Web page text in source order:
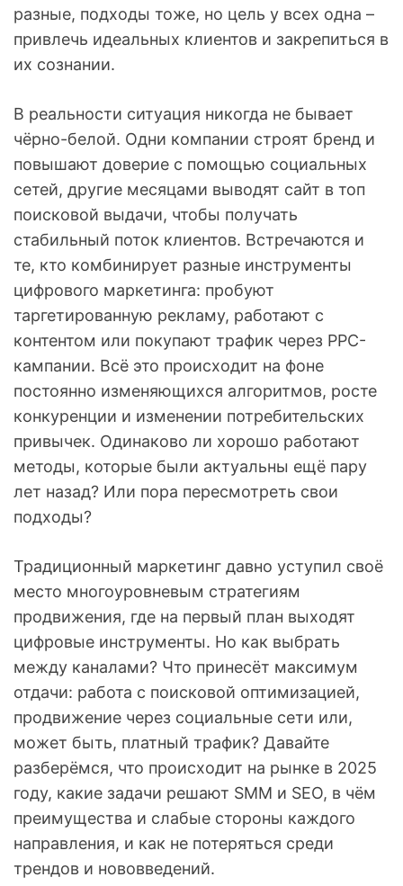
разные, подходы тоже, но цель у всех одна –
привлечь идеальных клиентов и закрепиться в
их сознании.
В реальности ситуация никогда не бывает
чёрно-белой. Одни компании строят бренд и
повышают доверие с помощью социальных
сетей, другие месяцами выводят сайт в топ
поисковой выдачи, чтобы получать
стабильный поток клиентов. Встречаются и
те, кто комбинирует разные инструменты
цифрового маркетинга: пробуют
таргетированную рекламу, работают с
контентом или покупают трафик через PPC-
кампании. Всё это происходит на фоне
постоянно изменяющихся алгоритмов, росте
конкуренции и изменении потребительских
привычек. Одинаково ли хорошо работают
методы, которые были актуальны ещё пару
лет назад? Или пора пересмотреть свои
подходы?
Традиционный маркетинг давно уступил своё
место многоуровневым стратегиям
продвижения, где на первый план выходят
цифровые инструменты. Но как выбрать
между каналами? Что принесёт максимум
отдачи: работа с поисковой оптимизацией,
продвижение через социальные сети или,
может быть, платный трафик? Давайте
разберёмся, что происходит на рынке в 2025
году, какие задачи решают SMM и SEO, в чём
преимущества и слабые стороны каждого
направления, и как не потеряться среди
трендов и нововведений.